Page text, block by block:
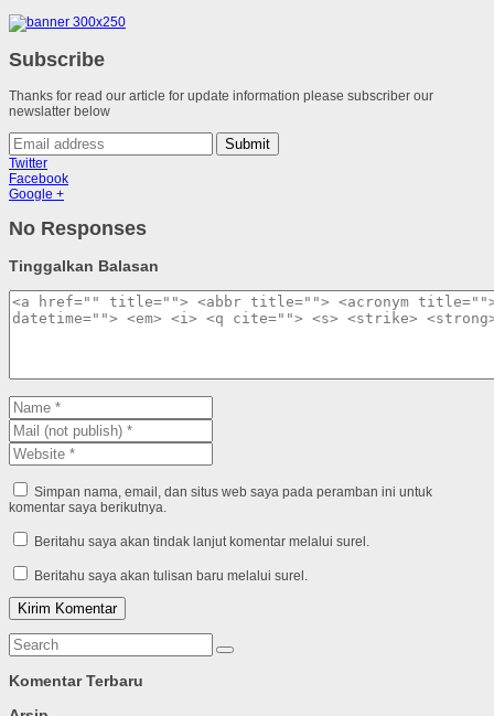
Subscribe
Thanks for read our article for update information please subscriber our
newslatter below
Submit
Twitter
Facebook
Google +
No Responses
Tinggalkan Balasan
Simpan nama, email, dan situs web saya pada peramban ini untuk
komentar saya berikutnya.
Beritahu saya akan tindak lanjut komentar melalui surel.
Beritahu saya akan tulisan baru melalui surel.
Komentar Terbaru